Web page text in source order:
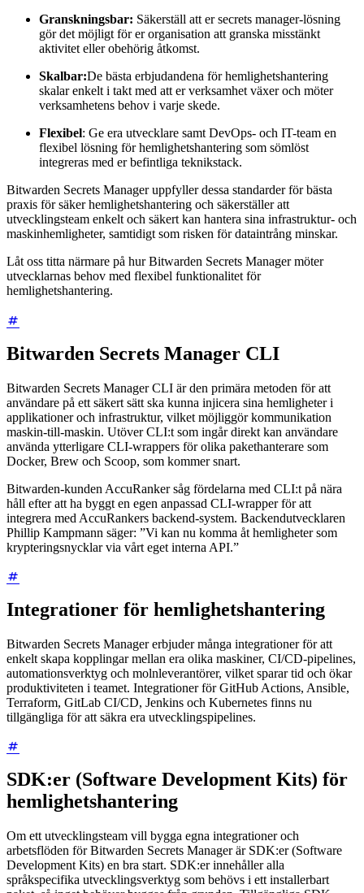
Granskningsbar: Säkerställ att er secrets manager-lösning
gör det möjligt för er organisation att granska misstänkt
aktivitet eller obehörig åtkomst.
Skalbar:De bästa erbjudandena för hemlighetshantering
skalar enkelt i takt med att er verksamhet växer och möter
verksamhetens behov i varje skede.
Flexibel: Ge era utvecklare samt DevOps- och IT-team en
flexibel lösning för hemlighetshantering som sömlöst
integreras med er befintliga teknikstack.
Bitwarden Secrets Manager uppfyller dessa standarder för bästa
praxis för säker hemlighetshantering och säkerställer att
utvecklingsteam enkelt och säkert kan hantera sina infrastruktur- och
maskinhemligheter, samtidigt som risken för dataintrång minskar.
Låt oss titta närmare på hur Bitwarden Secrets Manager möter
utvecklarnas behov med flexibel funktionalitet för
hemlighetshantering.
Bitwarden Secrets Manager CLI
Bitwarden Secrets Manager CLI är den primära metoden för att
användare på ett säkert sätt ska kunna injicera sina hemligheter i
applikationer och infrastruktur, vilket möjliggör kommunikation
maskin-till-maskin. Utöver CLI:t som ingår direkt kan användare
använda ytterligare CLI-wrappers för olika pakethanterare som
Docker, Brew och Scoop, som kommer snart.
Bitwarden-kunden AccuRanker såg fördelarna med CLI:t på nära
håll efter att ha byggt en egen anpassad CLI-wrapper för att
integrera med AccuRankers backend-system. Backendutvecklaren
Phillip Kampmann säger: ”Vi kan nu komma åt hemligheter som
krypteringsnycklar via vårt eget interna API.”
Integrationer för hemlighetshantering
Bitwarden Secrets Manager erbjuder många integrationer för att
enkelt skapa kopplingar mellan era olika maskiner, CI/CD-pipelines,
automationsverktyg och molnleverantörer, vilket sparar tid och ökar
produktiviteten i teamet. Integrationer för GitHub Actions, Ansible,
Terraform, GitLab CI/CD, Jenkins och Kubernetes finns nu
tillgängliga för att säkra era utvecklingspipelines.
SDK:er (Software Development Kits) för
hemlighetshantering
Om ett utvecklingsteam vill bygga egna integrationer och
arbetsflöden för Bitwarden Secrets Manager är SDK:er (Software
Development Kits) en bra start. SDK:er innehåller alla
språkspecifika utvecklingsverktyg som behövs i ett installerbart